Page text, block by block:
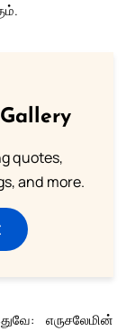
quotes,
and more.
எருசலேமின்